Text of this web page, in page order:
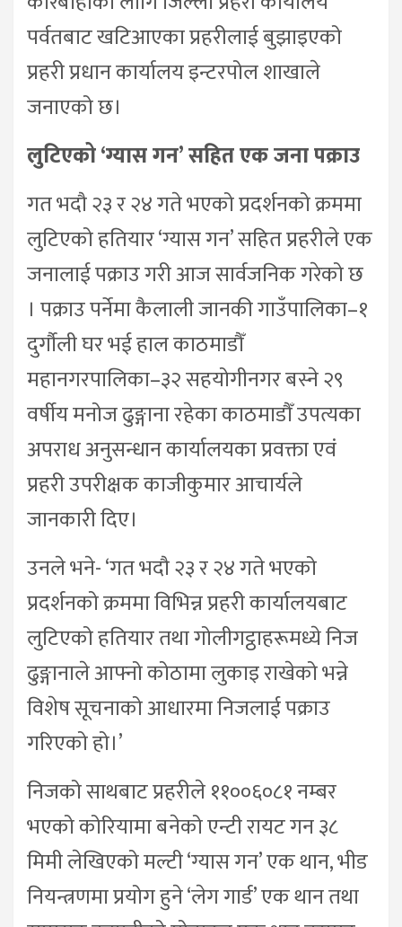
पर्वतबाट खटिआएका प्रहरीलाई बुझाइएको
प्रहरी प्रधान कार्यालय इन्टरपोल शाखाले
जनाएको छ।
लुटिएको ‘ग्यास गन’ सहित एक जना पक्राउ
गत भदौ २३ र २४ गते भएको प्रदर्शनको क्रममा
लुटिएको हतियार ‘ग्यास गन’ सहित प्रहरीले एक
जनालाई पक्राउ गरी आज सार्वजनिक गरेको छ
। पक्राउ पर्नेमा कैलाली जानकी गाउँपालिका–१
दुर्गौली घर भई हाल काठमाडौँ
महानगरपालिका–३२ सहयोगीनगर बस्ने २९
वर्षीय मनोज ढुङ्गाना रहेका काठमाडौँ उपत्यका
अपराध अनुसन्धान कार्यालयका प्रवक्ता एवं
प्रहरी उपरीक्षक काजीकुमार आचार्यले
जानकारी दिए।
उनले भने- ‘गत भदौ २३ र २४ गते भएको
प्रदर्शनको क्रममा विभिन्न प्रहरी कार्यालयबाट
लुटिएको हतियार तथा गोलीगट्ठाहरूमध्ये निज
ढुङ्गानाले आफ्नो कोठामा लुकाइ राखेको भन्ने
विशेष सूचनाको आधारमा निजलाई पक्राउ
गरिएको हो।’
निजको साथबाट प्रहरीले ११००६०८१ नम्बर
भएको कोरियामा बनेको एन्टी रायट गन ३८
मिमी लेखिएको मल्टी ‘ग्यास गन’ एक थान, भीड
नियन्त्रणमा प्रयोग हुने ‘लेग गार्ड’ एक थान तथा